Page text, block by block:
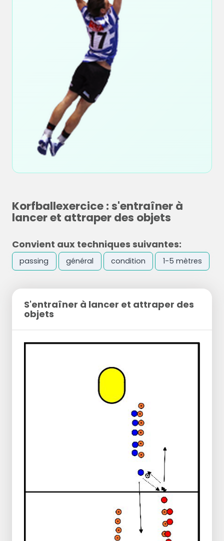
Korfballexercice : s'entraîner à
lancer et attraper des objets
Convient aux techniques suivantes:
passing général condition 1-5 mètres
S'entraîner à lancer et attraper des
objets